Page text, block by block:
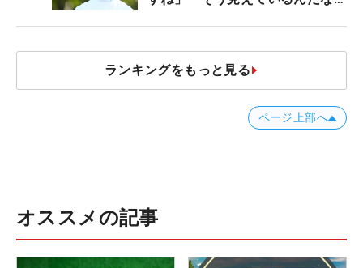
ランキングをもっと見る
ページ上部へ
オススメの記事